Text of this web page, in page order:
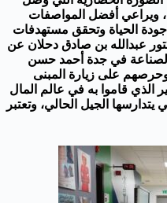
ويراعي أفضل المواصفات
الحياة وتحقق مستهدفات
عبر الدكتور عبدالله بن صادق دحلان عن
في جدة أحمد حسن
على زيارة المبنى
الذي قاموا به في عالم المال
الجيل الحالي، وتعتبر